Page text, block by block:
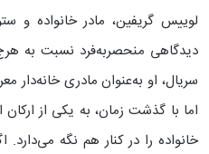
لوییس گریفین، مادر خانواده
دیدگاهی منحصربه‌فرد نسبت به
سریال، او به‌عنوان مادری
اما با گذشت زمان، به یکی از
خانواده را در کنار هم نگه